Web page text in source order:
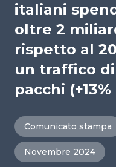
italiani
oltre 2
rispetto al
un traffico
pacchi
Comunicato stampa
Novembre 2024